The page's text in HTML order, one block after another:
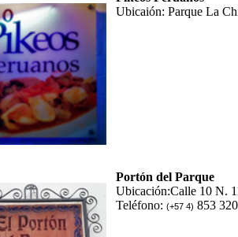
Ubicaión: Parque La
Portón del Parque
Ubicación:Calle 10 N.
Teléfono:(+57 4) 853